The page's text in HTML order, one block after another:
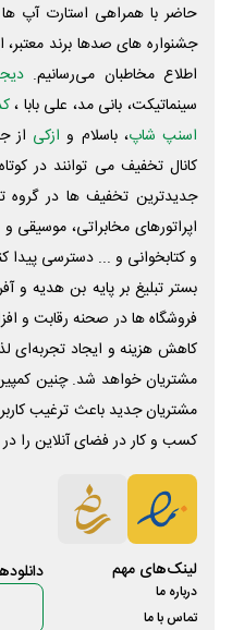
حاضر با همراهی استارت آپ
جشنواره های صدها برند معتبر،
اطلاع مخاطبان می‌رسانیم.
سینماتیکت، بانی مد، علی‌ بابا ،
اسنپ شاپ، باسلام و ازکی از
کانال تخفیف می توانند در
جدیدترین تخفیف ها در گروه
اپراتورهای مخابراتی،
و کتابخوانی و ... دسترسی پیدا
بستر تبلیغ بر پایه بن هدیه و
فروشگاه ها در صحنه رقابت و
کاهش هزینه و ایجاد
مشتریان خواهد شد. چنین
مشتریان جدید باعث ترغیب
کسب و کار در فضای آنلاین را
لینک‌های مهم
درباره ما
تماس با ما